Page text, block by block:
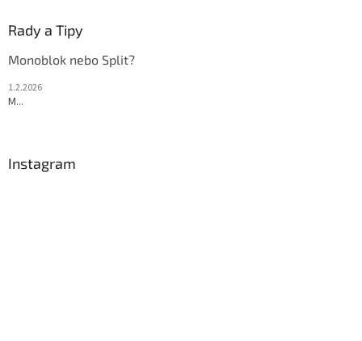
Rady a Tipy
Monoblok nebo Split?
1.2.2026
M...
Instagram